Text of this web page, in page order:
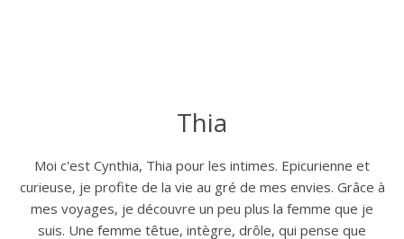
Thia
Moi c'est Cynthia, Thia pour les intimes. Epicurienne et
curieuse, je profite de la vie au gré de mes envies. Grâce à
mes voyages, je découvre un peu plus la femme que je
suis. Une femme têtue, intègre, drôle, qui pense que